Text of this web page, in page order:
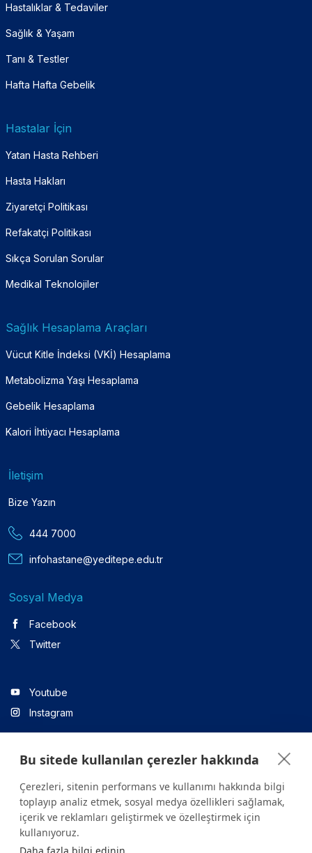
Hastalıklar & Tedaviler
Sağlık & Yaşam
Tanı & Testler
Hafta Hafta Gebelik
Hastalar İçin
Yatan Hasta Rehberi
Hasta Hakları
Ziyaretçi Politikası
Refakatçi Politikası
Sıkça Sorulan Sorular
Medikal Teknolojiler
Sağlık Hesaplama Araçları
Vücut Kitle İndeksi (VKİ) Hesaplama
Metabolizma Yaşı Hesaplama
Gebelik Hesaplama
Kalori İhtiyacı Hesaplama
İletişim
Bize Yazın
444 7000
infohastane@yeditepe.edu.tr
Sosyal Medya
Facebook
Twitter
Youtube
Instagram
Linkedin
Sitede yer alan tüm içerikler yalnızca bilgilendirme amaçlıdır.
Sağlığınızla ilgili sorularınız için mutlaka doktoruza ya da bir sağlık
Bu sitede kullanılan çerezler hakkında
Çerezleri, sitenin performans ve kullanımı hakkında bilgi
toplayıp analiz etmek, sosyal medya özellikleri sağlamak,
içerik ve reklamları geliştirmek ve özelleştirmek için
kullanıyoruz.